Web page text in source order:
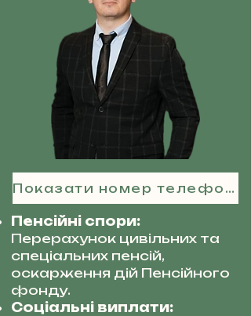
Показати номер телефону
Пенсійні спори:
Перерахунок цивільних та
спеціальних пенсій,
оскарження дій Пенсійного
фонду.
Соціальні виплати: